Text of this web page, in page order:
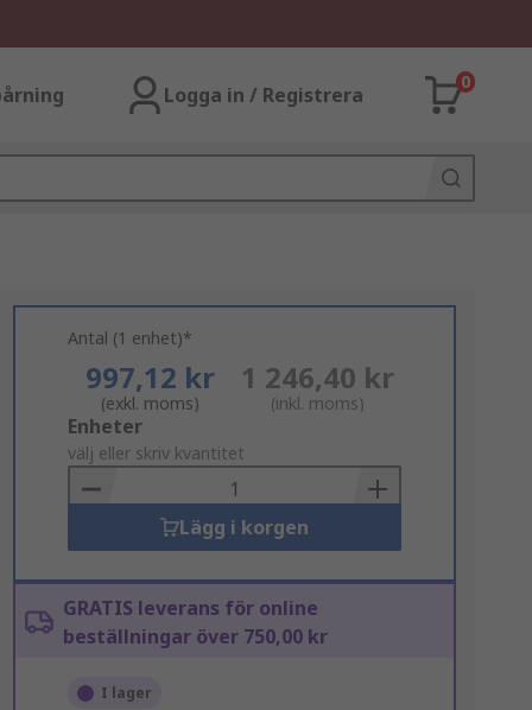
Logga in / Registrera
0
Antal (1 enhet)*
997,12 kr
(exkl. moms)
1 246,40 kr
(inkl. moms)
Add
to
Basket
Enheter
välj eller skriv kvantitet
Lägg i korgen
GRATIS leverans för online
beställningar över 750,00 kr
I lager